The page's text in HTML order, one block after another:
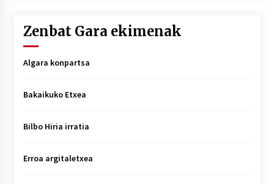
Zenbat Gara ekimenak
Algara konpartsa
Bakaikuko Etxea
Bilbo Hiria irratia
Erroa argitaletxea